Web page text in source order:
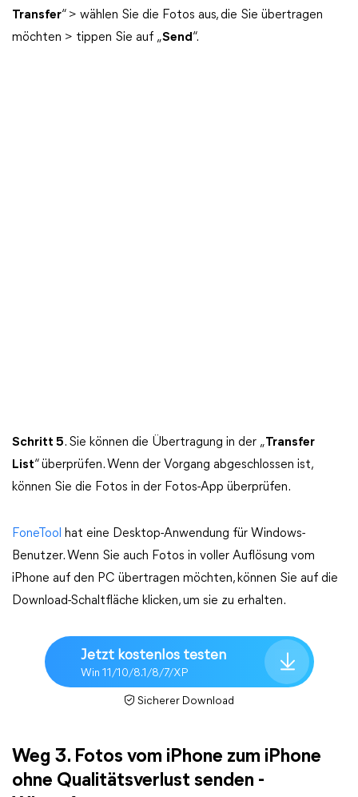
Transfer“ > wählen Sie die Fotos aus, die Sie übertragen
möchten > tippen Sie auf „Send“.
Schritt 5. Sie können die Übertragung in der „Transfer
List“ überprüfen. Wenn der Vorgang abgeschlossen ist,
können Sie die Fotos in der Fotos-App überprüfen.
FoneTool
hat eine Desktop-Anwendung für Windows-
Benutzer. Wenn Sie auch Fotos in voller Auflösung vom
iPhone auf den PC übertragen möchten, können Sie auf die
Download-Schaltfläche klicken, um sie zu erhalten.
Jetzt kostenlos testen
Win 11/10/8.1/8/7/XP
Sicherer Download
Weg 3. Fotos vom iPhone zum iPhone
ohne Qualitätsverlust senden -